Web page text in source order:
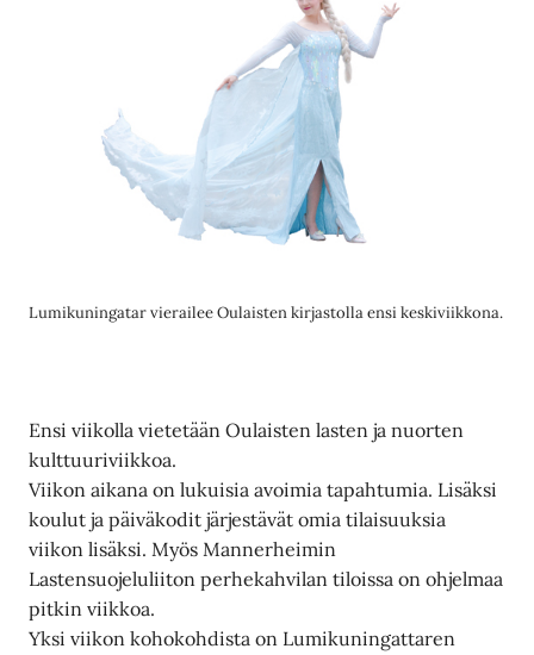
Lumikuningatar vierailee Oulaisten kirjastolla ensi keskiviikkona.
Ensi viikolla vietetään Oulaisten lasten ja nuorten
kulttuuriviikkoa.
Viikon aikana on lukuisia avoimia tapahtumia. Lisäksi
koulut ja päiväkodit järjestävät omia tilaisuuksia
viikon lisäksi. Myös Mannerheimin
Lastensuojeluliiton perhekahvilan tiloissa on ohjelmaa
pitkin viikkoa.
Yksi viikon kohokohdista on Lumikuningattaren